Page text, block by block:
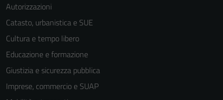
Autorizzazioni
Catasto, urbanistica e SUE
Cultura e tempo libero
Educazione e formazione
Giustizia e sicurezza pubblica
Imprese, commercio e SUAP